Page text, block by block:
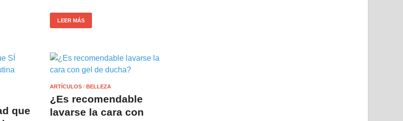
LEER MÁS
que
ARTÍCULOS / BELLEZA
¿Es recomendable
lavarse la cara con